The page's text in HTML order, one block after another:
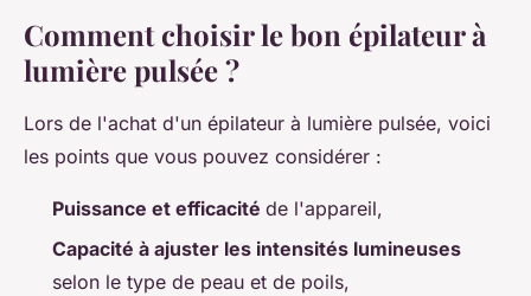
Comment choisir le bon épilateur à
lumière pulsée ?
Lors de l'achat d'un épilateur à lumière pulsée, voici
les points que vous pouvez considérer :
Puissance et efficacité de l'appareil,
Capacité à ajuster les intensités lumineuses
selon le type de peau et de poils,